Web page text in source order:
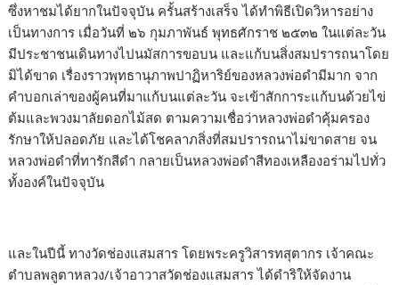
ซึ่งหาชมได้ยากในปัจจุบัน ครั้นสร้างเสร็จ ได้ทำพิธีเปิดวิหารอย่าง
เป็นทางการ เมื่อวันที่ ๒๖ กุมภาพันธ์ พุทธศักราช ๒๕๓๒ ในแต่ละวัน
มีประชาชนเดินทางไปนมัสการขอบน และแก้บนสิ่งสมปรารถนาโดย
มิได้ขาด เรื่องราวพุทธานุภาพปาฏิหาริย์ของหลวงพ่อดำมีมาก จาก
คำบอกเล่าของผู้คนที่มาแก้บนแต่ละวัน จะเข้าสักการะแก้บนด้วยไข่
ต้มและพวงมาลัยดอกไม้สด ตามความเชื่อว่าหลวงพ่อดำคุ้มครอง
รักษาให้ปลอดภัย และได้โชคลาภสิ่งที่สมปรารถนาไม่ขาดสาย จน
หลวงพ่อดำที่ทารักสีดำ กลายเป็นหลวงพ่อดำสีทองเหลืองอร่ามไปทั่ว
ทั้งองค์ในปัจจุบัน
และในปีนี้ ทางวัดช่องแสมสาร โดยพระครูวิสารทสุตากร เจ้าคณะ
ตำบลพลูตาหลวง/เจ้าอาวาสวัดช่องแสมสาร ได้ดำริให้จัดงาน